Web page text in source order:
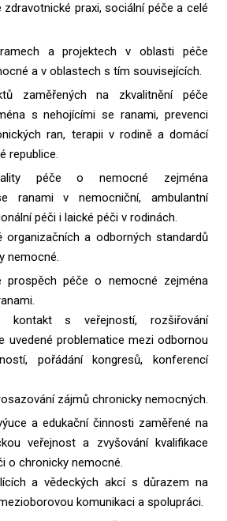
zdravotnické praxi, sociální péče a celé
a projektech v oblasti péče
a v oblastech s tím souvisejících.
zaměřených na zkvalitnění péče
s nehojícími se ranami, prevenci
ran, terapii v rodině a domácí
republice.
péče o nemocné zejména
ranami v nemocniční, ambulantní
péči i laické péči v rodinách.
organizačních a odborných standardů
nemocné.
prospěch péče o nemocné zejména
kontakt s veřejností, rozšiřování
uvedené problematice mezi odbornou
pořádání kongresů, konferencí
zájmů chronicky nemocných.
a edukační činnosti zaměřené na
veřejnost a zvyšování kvalifikace
o chronicky nemocné.
a vědeckých akcí s důrazem na
komunikaci a spolupráci.